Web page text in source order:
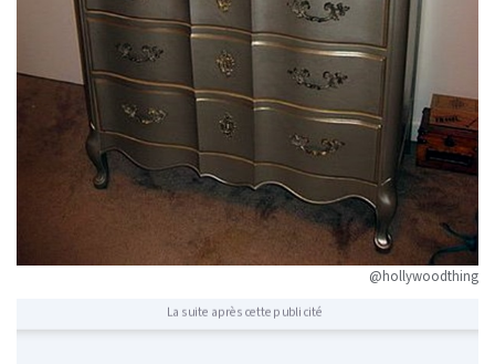
@hollywoodthing
La suite après cette publicité